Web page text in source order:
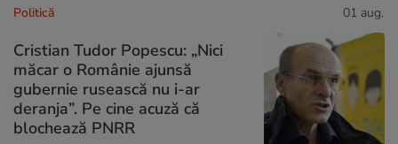
Politică 01 aug.
Cristian Tudor Popescu: „Nici
măcar o Românie ajunsă
gubernie rusească nu i-ar
deranja”. Pe cine acuză că
blochează PNRR